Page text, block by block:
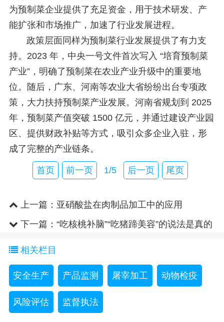
为预制菜企业提供了充足资金，用于技术研发、产
能扩张和市场推广，加速了行业发展进程。
政策层面同样为预制菜行业发展提供了有力支
持。2023 年，中央一号文件首次写入 “培育预制菜
产业”，明确了预制菜在农业产业升级中的重要地
位。随后，广东、河南等农业大省纷纷出台专项政
策，大力扶持预制菜产业发展。河南省规划到 2025
年，预制菜产值突破 1500 亿元，并通过建设产业园
区、提供财政补贴等方式，吸引众多企业入驻，形
成了完整的产业链条。
首页 前一页 1/5 后一页 尾页
上一篇： 亚硝酸盐在肉制品加工中的应用
下一篇： “吃核桃补脑”“吃猪蹄美容”的说法是真的
相关栏目
安全生产 产品监测 屠宰加工 动物检疫
风险评估 监督执法